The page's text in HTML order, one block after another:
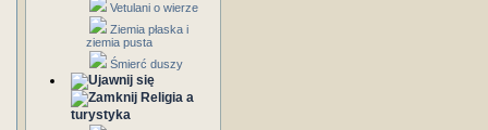
Vetulani o wierze
Ziemia płaska i
ziemia pusta
Śmierć duszy
Religia a
turystyka